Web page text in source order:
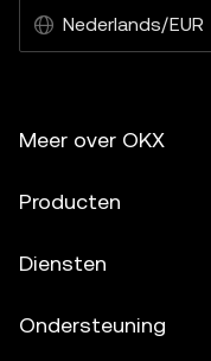
Nederlands/EUR
Meer over OKX
Producten
Diensten
Ondersteuning